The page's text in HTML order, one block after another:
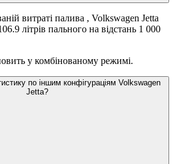
витраті палива , Volkswagen Jetta
літрів пального на відстань 1 000
у комбінованому режимі.
по іншим конфігураціям Volkswagen
Jetta?